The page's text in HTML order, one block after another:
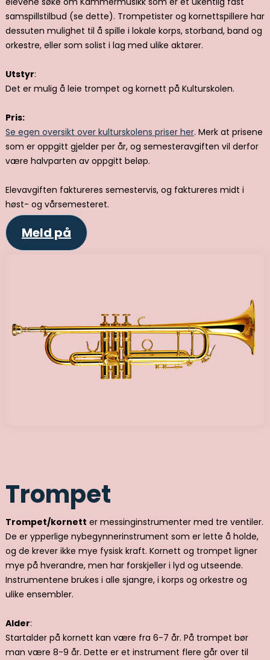
samspillstilbud (se dette). Trompetister og kornettspillere har
dessuten mulighet til å spille i lokale korps, storband, band og
orkestre, eller som solist i lag med ulike aktører.
Utstyr:
Det er mulig å leie trompet og kornett på Kulturskolen.
Pris:
Se egen oversikt over kulturskolens priser her. Merk at prisene
som er oppgitt gjelder per år, og semesteravgiften vil derfor
være halvparten av oppgitt beløp.
Elevavgiften faktureres semestervis, og faktureres midt i
høst- og vårsemesteret.
Meld på
Trompet
Trompet/kornett er messinginstrumenter med tre ventiler.
De er ypperlige nybegynnerinstrument som er lette å holde,
og de krever ikke mye fysisk kraft. Kornett og trompet ligner
mye på hverandre, men har forskjeller i lyd og utseende.
Instrumentene brukes i alle sjangre, i korps og orkestre og
ulike ensembler.
Alder:
Startalder på kornett kan være fra 6-7 år. På trompet bør
man være 8-9 år. Dette er et instrument flere går over til